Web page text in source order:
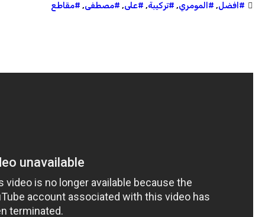
#افضل, #المومري, #تركيبة, #على, #مصطفى, #مقاطع